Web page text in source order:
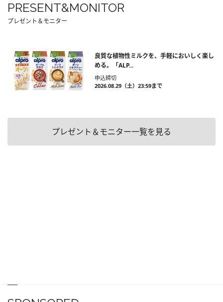
PRESENT&MONITOR
プレゼント＆モニター
良質な植物性ミルクを、手軽においしく楽し
める。「ALP...
申込締切
2026.08.29（土）23:59まで
プレゼント＆モニター一覧を見る